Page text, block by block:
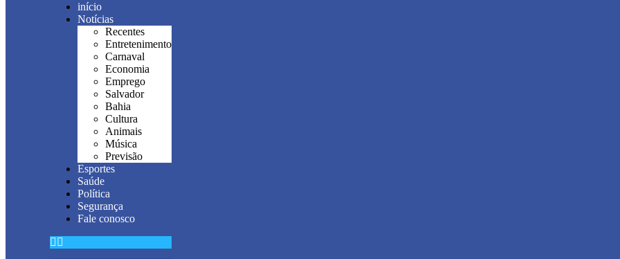
início
Notícias
Recentes
Entretenimento
Carnaval
Economia
Emprego
Salvador
Bahia
Cultura
Animais
Música
Previsão
Esportes
Saúde
Política
Segurança
Fale conosco